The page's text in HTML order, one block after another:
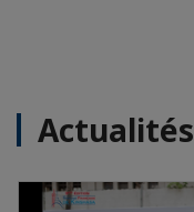
Actualités